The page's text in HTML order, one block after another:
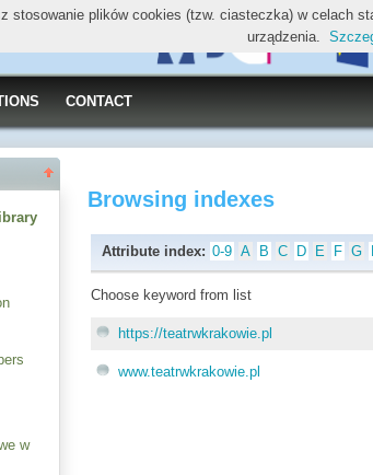
CONTACT
w
Browsing indexes
Attribute index: 0-9 A B C D E F G
Choose keyword from list
https://teatrwkrakowie.pl
www.teatrwkrakowie.pl
stosowanie plików cookies (tzw. ciasteczka) w
urządzenia.